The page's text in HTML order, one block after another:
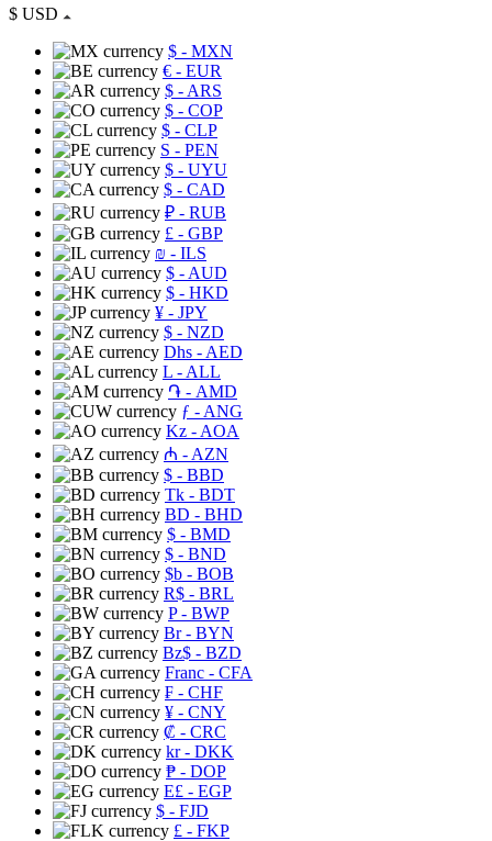
$ USD
$ - MXN
€ - EUR
$ - ARS
$ - COP
$ - CLP
S - PEN
$ - UYU
$ - CAD
₽ - RUB
£ - GBP
₪ - ILS
$ - AUD
$ - HKD
¥ - JPY
$ - NZD
Dhs - AED
L - ALL
֏ - AMD
ƒ - ANG
Kz - AOA
₼ - AZN
$ - BBD
Tk - BDT
BD - BHD
$ - BMD
$ - BND
$b - BOB
R$ - BRL
P- BWP
Br- BYN
Bz$ - BZD
Franc - CFA
₣ - CHF
¥ - CNY
₡ - CRC
kr- DKK
₱ - DOP
E£ - EGP
$ - FJD
£ - FKP